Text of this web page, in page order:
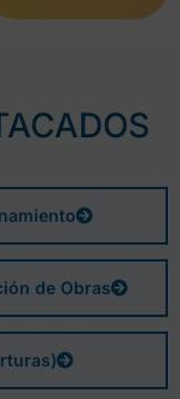
de Obras